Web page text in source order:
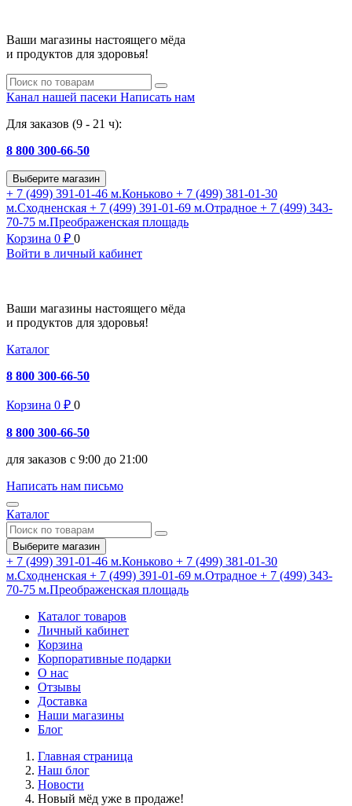
Ваши магазины настоящего мёда
и продуктов для здоровья!
Канал нашей пасеки Написать нам
Для заказов (9 - 21 ч):
8 800 300-66-50
Выберите магазин
+ 7 (499) 391-01-46 м.Коньково + 7 (499) 381-01-30
м.Сходненская + 7 (499) 391-01-69 м.Отрадное + 7 (499) 343-
70-75 м.Преображенская площадь
Корзина 0 ₽ 0
Войти в личный кабинет
Ваши магазины настоящего мёда
и продуктов для здоровья!
Каталог
8 800 300-66-50
Корзина 0 ₽ 0
8 800 300-66-50
для заказов с 9:00 до 21:00
Написать нам письмо
Каталог
Выберите магазин
+ 7 (499) 391-01-46 м.Коньково + 7 (499) 381-01-30
м.Сходненская + 7 (499) 391-01-69 м.Отрадное + 7 (499) 343-
70-75 м.Преображенская площадь
Каталог товаров
Личный кабинет
Корзина
Корпоративные подарки
О нас
Отзывы
Доставка
Наши магазины
Блог
Главная страница
Наш блог
Новости
Новый мёд уже в продаже!